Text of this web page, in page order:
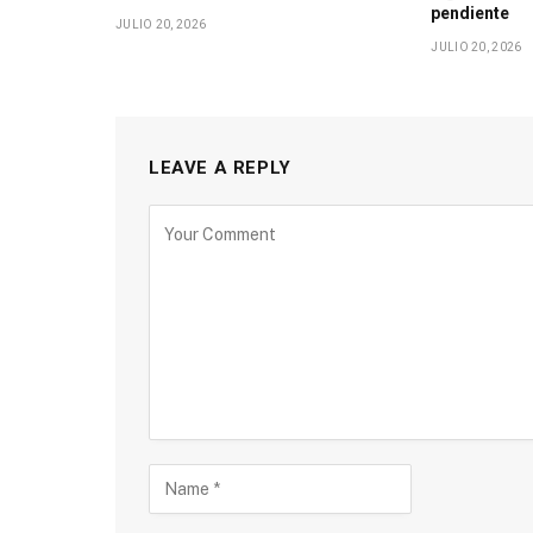
JULIO 20, 2026
pendiente
JULIO 20, 2026
LEAVE A REPLY